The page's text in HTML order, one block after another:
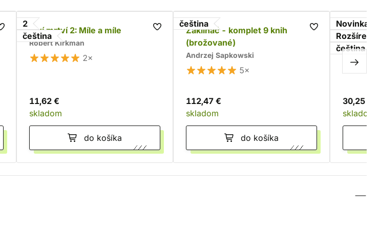
2
čeština
Živí mrtví 2: Míle a míle
Robert Kirkman
2×
11,62 €
skladom
do košíka
čeština
Zaklínač - komplet 9 knih
(brožované)
Andrzej Sapkowski
5×
112,47 €
skladom
do košíka
Novinka
Rozšírenie
čeština
Jeden
Moria -
30,25 €
skladom